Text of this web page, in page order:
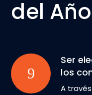
del
Ser
los
A